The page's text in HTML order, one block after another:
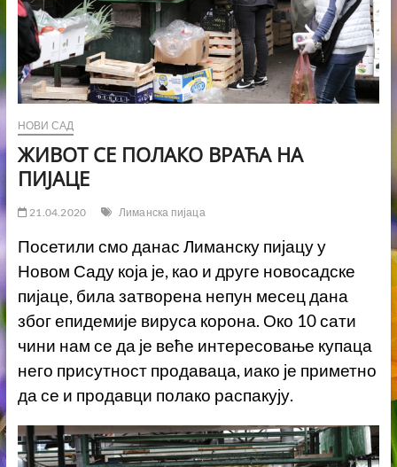
НОВИ САД
ЖИВОТ СЕ ПОЛАКО ВРАЋА НА
ПИЈАЦЕ
21.04.2020 Лиманска пијаца
Посетили смо данас Лиманску пијацу у
Новом Саду која је, као и друге новосадске
пијаце, била затворена непун месец дана
због епидемије вируса корона. Око 10 сати
чини нам се да је веће интересовање купаца
него присутност продаваца, иако је приметно
да се и продавци полако распакују.